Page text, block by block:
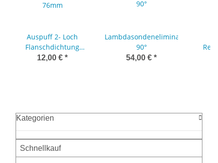
Auspuff 2- Loch
Flanschdichtung
76mm
12,00 € *
Lambdasondeneliminator
90°
54,00 € *
Kategorien
Schnellkauf